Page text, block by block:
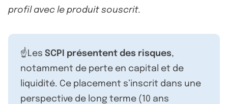
profil avec le produit souscrit.
☝️Les SCPI présentent des risques,
notamment de perte en capital et de
liquidité. Ce placement s’inscrit dans une
perspective de long terme (10 ans